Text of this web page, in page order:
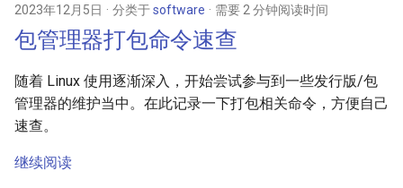
2023年12月5日 分类于software 需要 2 分钟阅读时间
包管理器打包命令速查
随着 Linux 使用逐渐深入，开始尝试参与到一些发行版/包
管理器的维护当中。在此记录一下打包相关命令，方便自己
速查。
继续阅读